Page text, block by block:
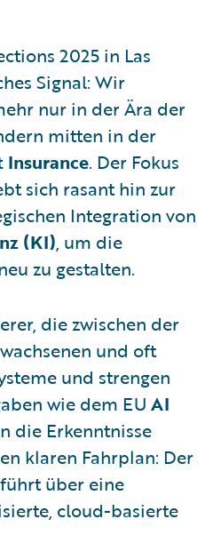
2025 in Las
Signal: Wir
nur in der Ära der
mitten in der
. Der Fokus
sich rasant hin zur
Integration von
(KI), um die
zu gestalten.
die zwischen der
und oft
und strengen
wie dem EU AI
die Erkenntnisse
klaren Fahrplan: Der
über eine
cloud-basierte